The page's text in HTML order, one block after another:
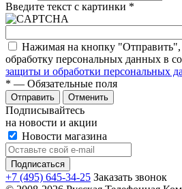
Введите текст с картинки *
Нажимая на кнопку "Отправить",
обработку персональных данных в
защиты и обработки персональных
* — Обязательные поля
Отправить Отменить
Подписывайтесь
на новости и акции
Новости магазина
+7 (495) 645-34-25 Заказать звонок